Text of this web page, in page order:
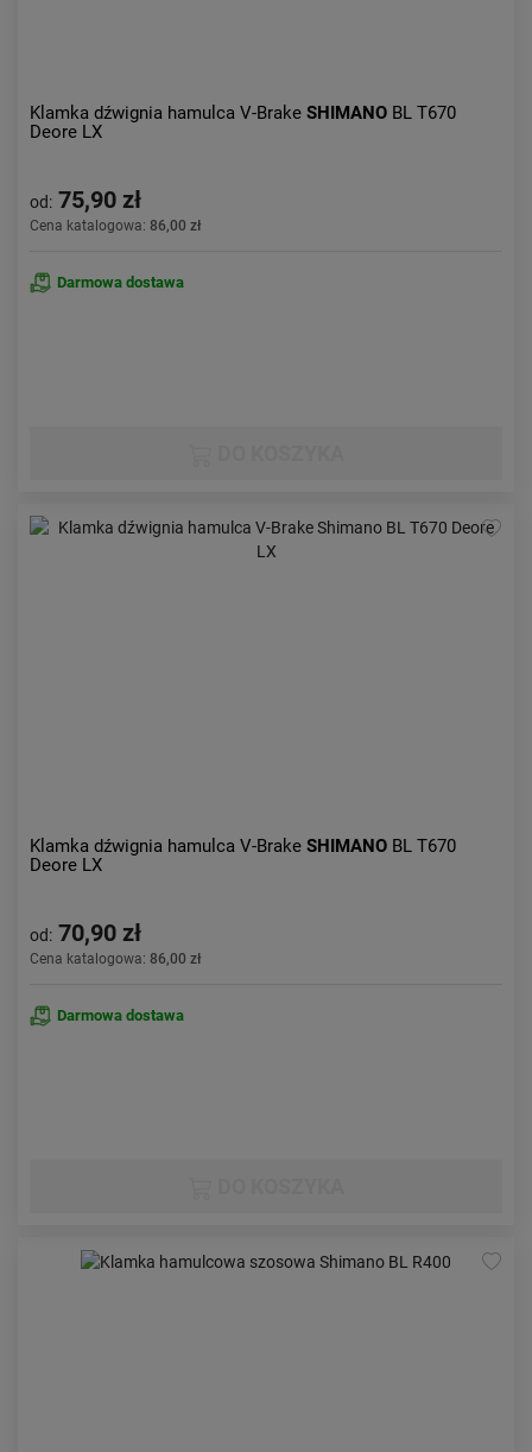
Klamka dźwignia hamulca V-Brake SHIMANO BL T670
Deore LX
od: 75,90 zł
Cena katalogowa: 86,00 zł
Darmowa dostawa
Klamka dźwignia hamulca V-Brake SHIMANO BL T670
Deore LX
od: 70,90 zł
Cena katalogowa: 86,00 zł
Darmowa dostawa